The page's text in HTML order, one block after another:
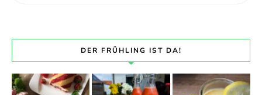
DER FRÜHLING IST DA!